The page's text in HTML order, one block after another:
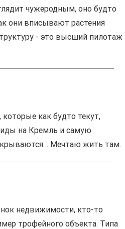
чужеродным, оно будто
они вписывают растения
- это высший пилотаж
как будто текут,
на Кремль и самую
Мечтаю жить там.
недвижимости, кто-то
трофейного объекта. Типа